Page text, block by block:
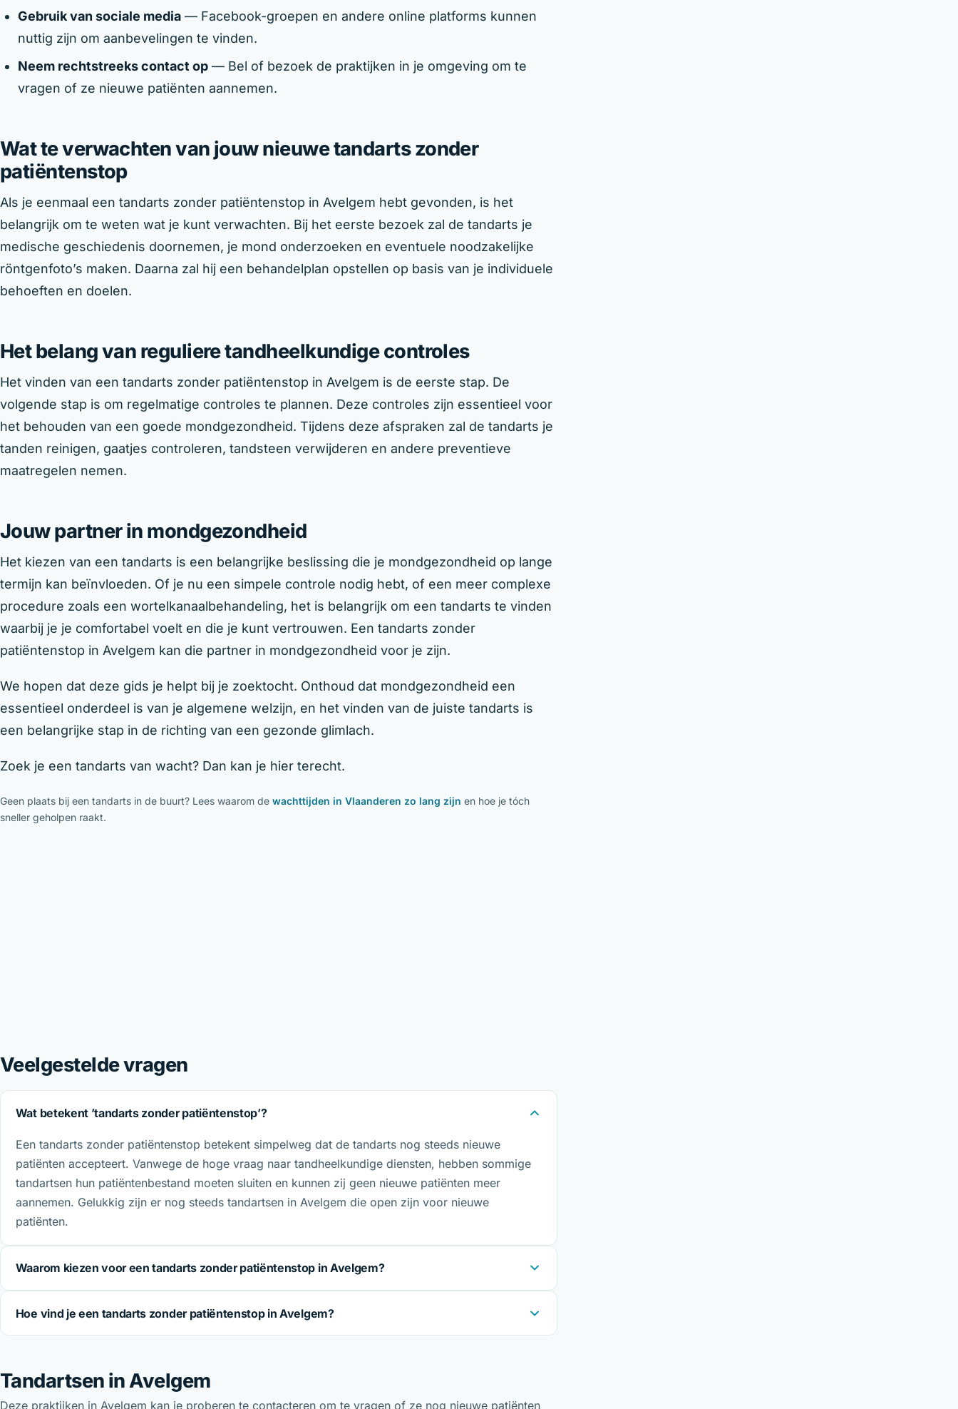
Gebruik van sociale media — Facebook-groepen en andere online platforms kunnen
nuttig zijn om aanbevelingen te vinden.
Neem rechtstreeks contact op — Bel of bezoek de praktijken in je omgeving om te
vragen of ze nieuwe patiënten aannemen.
Wat te verwachten van jouw nieuwe tandarts zonder
patiëntenstop
Als je eenmaal een tandarts zonder patiëntenstop in Avelgem hebt gevonden, is het
belangrijk om te weten wat je kunt verwachten. Bij het eerste bezoek zal de tandarts je
medische geschiedenis doornemen, je mond onderzoeken en eventuele noodzakelijke
röntgenfoto’s maken. Daarna zal hij een behandelplan opstellen op basis van je individuele
behoeften en doelen.
Het belang van reguliere tandheelkundige controles
Het vinden van een tandarts zonder patiëntenstop in Avelgem is de eerste stap. De
volgende stap is om regelmatige controles te plannen. Deze controles zijn essentieel voor
het behouden van een goede mondgezondheid. Tijdens deze afspraken zal de tandarts je
tanden reinigen, gaatjes controleren, tandsteen verwijderen en andere preventieve
maatregelen nemen.
Jouw partner in mondgezondheid
Het kiezen van een tandarts is een belangrijke beslissing die je mondgezondheid op lange
termijn kan beïnvloeden. Of je nu een simpele controle nodig hebt, of een meer complexe
procedure zoals een wortelkanaalbehandeling, het is belangrijk om een tandarts te vinden
waarbij je je comfortabel voelt en die je kunt vertrouwen. Een tandarts zonder
patiëntenstop in Avelgem kan die partner in mondgezondheid voor je zijn.
We hopen dat deze gids je helpt bij je zoektocht. Onthoud dat mondgezondheid een
essentieel onderdeel is van je algemene welzijn, en het vinden van de juiste tandarts is
een belangrijke stap in de richting van een gezonde glimlach.
Zoek je een tandarts van wacht? Dan kan je hier terecht.
Geen plaats bij een tandarts in de buurt? Lees waarom de wachttijden in Vlaanderen zo lang zijn en hoe je tóch
sneller geholpen raakt.
Veelgestelde vragen
Wat betekent ’tandarts zonder patiëntenstop’?
Een tandarts zonder patiëntenstop betekent simpelweg dat de tandarts nog steeds nieuwe
patiënten accepteert. Vanwege de hoge vraag naar tandheelkundige diensten, hebben sommige
tandartsen hun patiëntenbestand moeten sluiten en kunnen zij geen nieuwe patiënten meer
aannemen. Gelukkig zijn er nog steeds tandartsen in Avelgem die open zijn voor nieuwe
patiënten.
Waarom kiezen voor een tandarts zonder patiëntenstop in Avelgem?
Hoe vind je een tandarts zonder patiëntenstop in Avelgem?
Tandartsen in Avelgem
Deze praktijken in Avelgem kan je proberen te contacteren om te vragen of ze nog nieuwe patiënten